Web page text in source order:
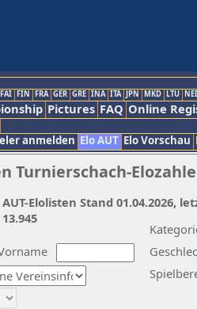
FAI FIN FRA GER GRE INA ITA JPN MKD LTU
Pictures FAQ Online
anmelden Elo AUT Elo Vorschau
AUT-Elolisten Stand 01.04.2026,
13.945